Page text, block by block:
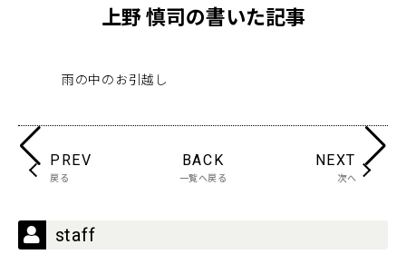
上野 慎司の書いた記事
雨の中のお引越し
PREV
戻る
BACK
一覧へ戻る
NEXT
次へ
staff